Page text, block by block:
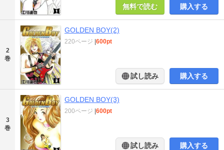
無料で読む 購入する
2
巻
GOLDEN BOY(2)
220ページ 600pt
試し読み 購入する
3
巻
GOLDEN BOY(3)
200ページ 600pt
試し読み 購入する